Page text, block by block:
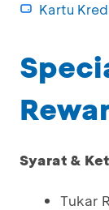
Kartu
Syarat &
Tukar